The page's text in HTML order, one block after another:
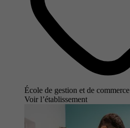
École de gestion et de commerce
Voir l’établissement